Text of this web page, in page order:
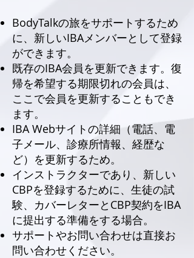
BodyTalkの旅をサポートするため
に、新しいIBAメンバーとして登録
ができます。
既存のIBA会員を更新できます。復
帰を希望する期限切れの会員は、
ここで会員を更新することもでき
ます。
IBA Webサイトの詳細（電話、電
子メール、診療所情報、経歴な
ど）を更新するため。
インストラクターであり、新しい
CBPを登録するために、生徒の試
験、カバーレターとCBP契約をIBA
に提出する準備をする場合。
サポートやお問い合わせは直接お
問い合わせください。